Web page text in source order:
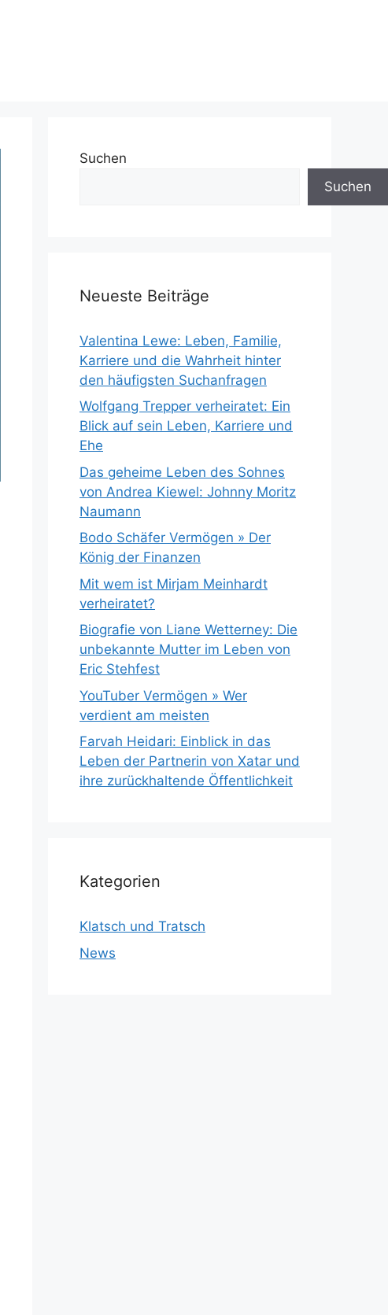
Suchen
Suchen
Neueste Beiträge
Valentina Lewe: Leben, Familie,
Karriere und die Wahrheit hinter
den häufigsten Suchanfragen
Wolfgang Trepper verheiratet: Ein
Blick auf sein Leben, Karriere und
Ehe
Das geheime Leben des Sohnes
von Andrea Kiewel: Johnny Moritz
Naumann
Bodo Schäfer Vermögen » Der
König der Finanzen
Mit wem ist Mirjam Meinhardt
verheiratet?
Biografie von Liane Wetterney: Die
unbekannte Mutter im Leben von
Eric Stehfest
YouTuber Vermögen » Wer
verdient am meisten
Farvah Heidari: Einblick in das
Leben der Partnerin von Xatar und
ihre zurückhaltende Öffentlichkeit
Kategorien
Klatsch und Tratsch
News